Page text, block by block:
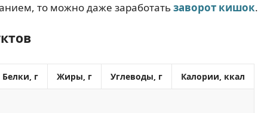
то можно даже заработатьзаворот кишок.
Белки, г Жиры, г Углеводы, г Калории, ккал